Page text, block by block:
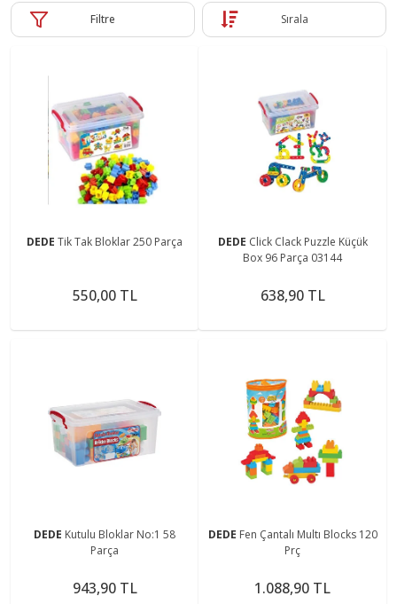
Filtre Sırala
DEDE Tik Tak Bloklar 250 Parça
550,00 TL
DEDE Click Clack Puzzle Küçük
Box 96 Parça 03144
638,90 TL
DEDE Kutulu Bloklar No:1 58
Parça
943,90 TL
DEDE Fen Çantalı Multı Blocks 120
Prç
1.088,90 TL